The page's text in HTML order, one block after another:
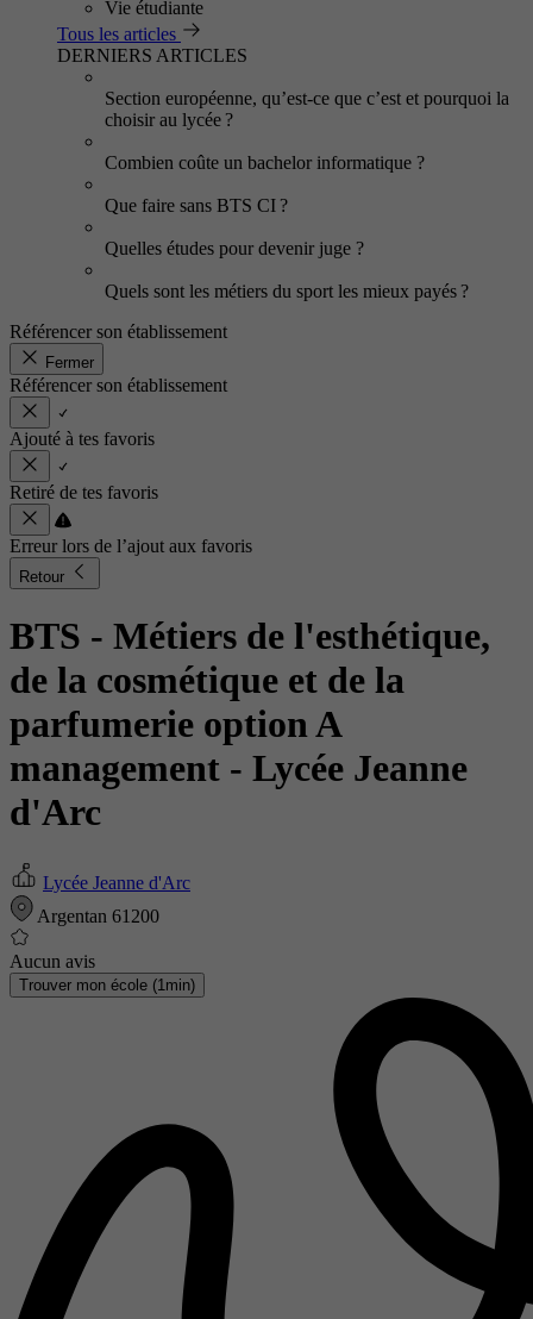
Vie étudiante
Tous les articles
DERNIERS ARTICLES
Section européenne, qu’est-ce que c’est et pourquoi la
choisir au lycée ?
Combien coûte un bachelor informatique ?
Que faire sans BTS CI ?
Quelles études pour devenir juge ?
Quels sont les métiers du sport les mieux payés ?
Référencer son établissement
Fermer
Référencer son établissement
Ajouté à tes favoris
Retiré de tes favoris
Erreur lors de l’ajout aux favoris
Retour
BTS - Métiers de l'esthétique,
de la cosmétique et de la
parfumerie option A
management - Lycée Jeanne
d'Arc
Lycée Jeanne d'Arc
Argentan 61200
Aucun avis
Trouver mon école (1min)